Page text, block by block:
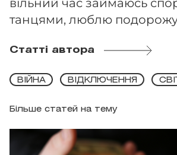
вільний час займаюсь
танцями, люблю
Статті автора
Більше статей на тему
ВІЙНА ВІДКЛЮЧЕННЯ